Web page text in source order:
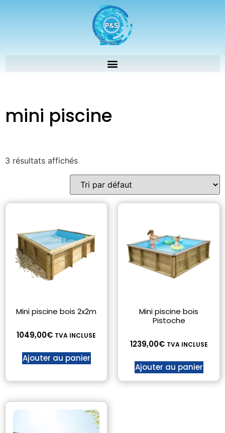
mini piscine
3 résultats affichés
Mini piscine bois 2x2m
1049,00€ TVA INCLUSE
Ajouter au panier
Mini piscine bois
Pistoche
1239,00€ TVA INCLUSE
Ajouter au panier